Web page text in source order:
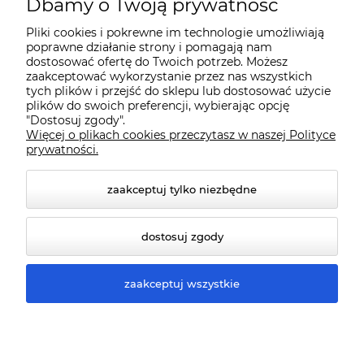
Dostawa i płatności
Pomoc
Gwarancja i Serwis
© 2026 www.qmart.pl. Wszelkie prawa zastrzeżone.
Dbamy o Twoją prywatność
Pliki cookies i pokrewne im technologie umożliwiają
poprawne działanie strony i pomagają nam
dostosować ofertę do Twoich potrzeb. Możesz
zaakceptować wykorzystanie przez nas wszystkich
tych plików i przejść do sklepu lub dostosować użycie
plików do swoich preferencji, wybierając opcję
"Dostosuj zgody".
Więcej o plikach cookies przeczytasz w naszej Polityce
prywatności.
zaakceptuj tylko niezbędne
dostosuj zgody
zaakceptuj wszystkie